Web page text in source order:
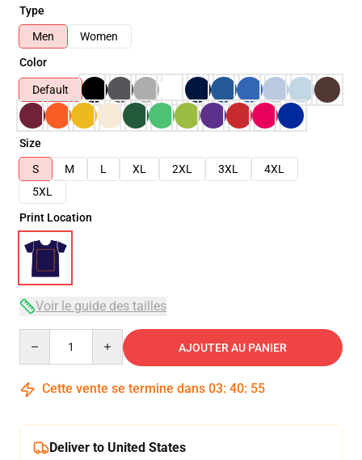
Type
Men
Women
Color
Default
Size
S
M L XL 2XL 3XL
4XL
5XL
Print Location
Voir le guide des tailles
AJOUTER AU PANIER
Cette vente se termine dans 03: 40: 54
Deliver to United States